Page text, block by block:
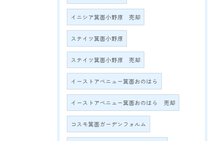
イニシア箕面小野原 売却
ステイツ箕面小野原
ステイツ箕面小野原 売却
イーストアベニュー箕面おのはら
イーストアベニュー箕面おのはら 売却
コスモ箕面ガーデンフォルム